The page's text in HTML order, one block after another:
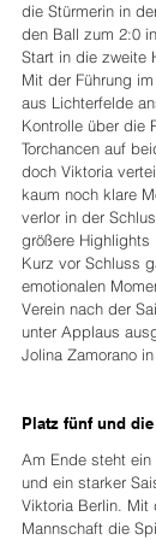
die Stürmerin in
den Ball zum 2:0
Start in die zweite
Mit der Führung
aus Lichterfelde
Kontrolle über die
Torchancen auf
doch Viktoria
kaum noch klare
verlor in der
größere Highlights
Kurz vor Schluss
emotionalen
Verein nach der
unter Applaus
Jolina Zamorano
Platz fünf und
Am Ende steht
und ein starker
Viktoria Berlin. Mit
Mannschaft die